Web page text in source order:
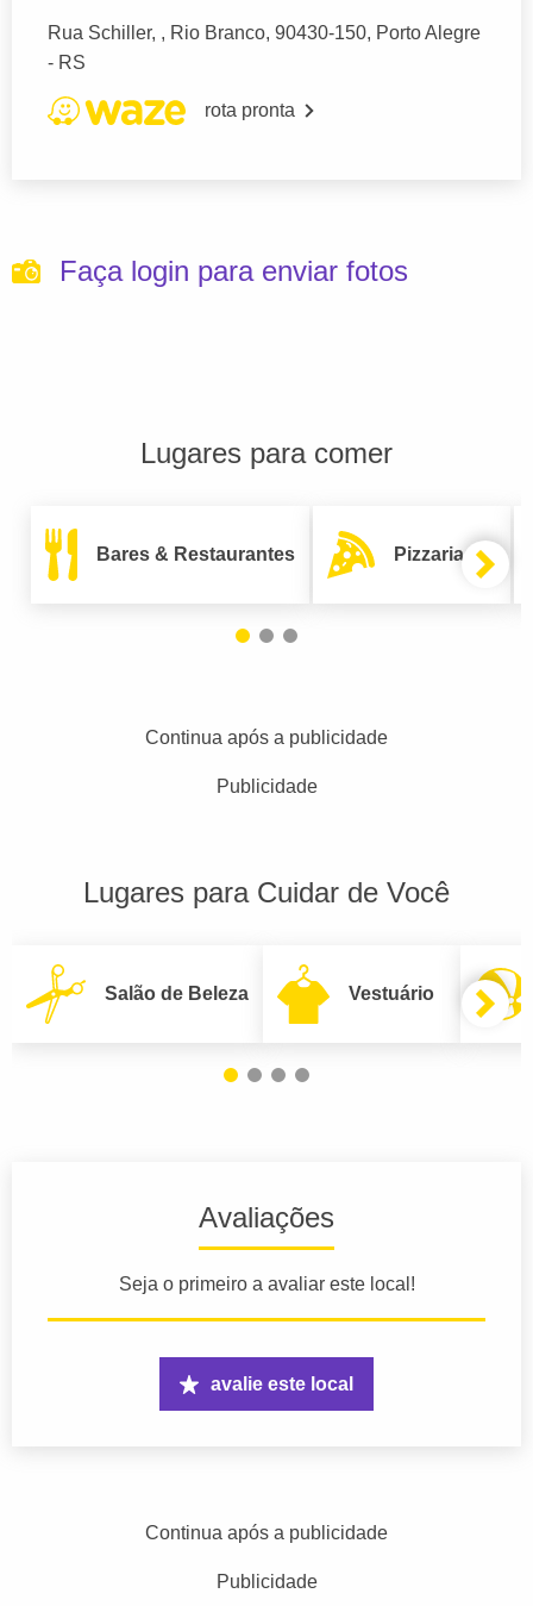
Rua Schiller, , Rio Branco, 90430-150, Porto Alegre
- RS
rota pronta
Faça login para enviar fotos
Lugares para comer
Bares & Restaurantes Pizzarias
Continua após a publicidade
Publicidade
Lugares para Cuidar de Você
Salão de Beleza Vestuário
Avaliações
Seja o primeiro a avaliar este local!
avalie este local
Continua após a publicidade
Publicidade